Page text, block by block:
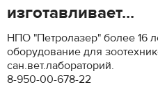
изготавливает...
НПО "Петролазер" более 16
оборудование для
сан.вет.лабораторий.
8-950-00-678-22